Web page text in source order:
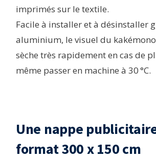
imprimés sur le textile.
Facile à installer et à désinstaller
aluminium, le visuel du
sèche très rapidement en cas de
même passer en machine à 30 °C.
Une nappe
format 300 x 150 cm